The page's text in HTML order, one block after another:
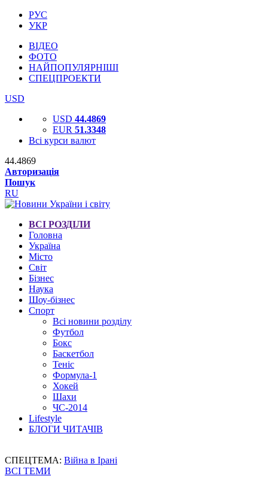
РУС
УКР
ВІДЕО
ФОТО
НАЙПОПУЛЯРНІШІ
СПЕЦПРОЕКТИ
USD
USD 44.4869
EUR 51.3348
Всі курси валют
44.4869
Авторизація
Пошук
RU
ВСІ РОЗДІЛИ
Головна
Україна
Місто
Світ
Бізнес
Наука
Шоу-бізнес
Спорт
Всі новини розділу
Футбол
Бокс
Баскетбол
Теніс
Формула-1
Хокей
Шахи
ЧС-2014
Lifestyle
БЛОГИ ЧИТАЧІВ
СПЕЦТЕМА: Війна в Ірані
ВСІ ТЕМИ